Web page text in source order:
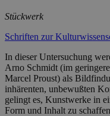
Stückwerk
Schriften zur
In dieser Untersuchung
Arno Schmidt (im
Marcel Proust) als
inhärenten, unbewußten
gelingt es, Kunstwerke in
Form und Inhalt zu